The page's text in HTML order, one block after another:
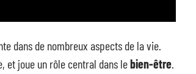
dans de nombreux aspects de la vie.
et joue un rôle central dans lebien-être.